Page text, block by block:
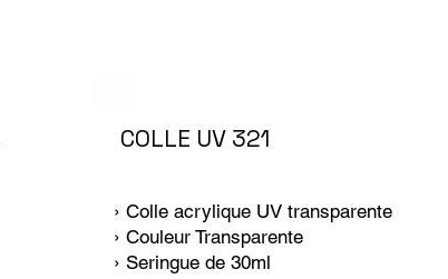
› Colle acrylique UV transparente
› Couleur Transparente
› Seringue de 30ml
COLLE UV 321